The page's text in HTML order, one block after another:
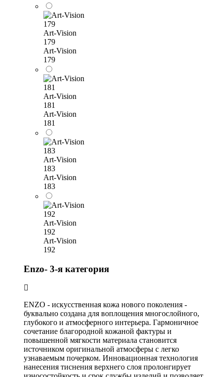
Art-Vision
179
Art-Vision
179
Art-Vision
181
Art-Vision
181
Art-Vision
183
Art-Vision
183
Art-Vision
192
Art-Vision
192
Enzo- 3-я категория
ENZO - искусственная кожа нового поколения -
буквально создана для воплощения многослойного,
глубокого и атмосферного интерьера. Гармоничное
сочетание благородной кожаной фактуры и
повышенной мягкости материала становится
источником оригинальной атмосферы с легко
узнаваемым почерком. Инновационная технология
нанесения тиснения верхнего слоя пролонгирует